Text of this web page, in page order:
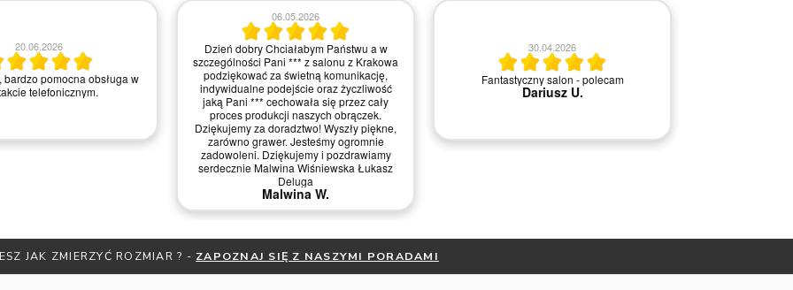
20.06.2026
bardzo pomocna obsługa w
telefonicznym.
06.05.2026
Dzień dobry Chciałabym Państwu a w
szczególności Pani *** z salonu z Krakowa
podziękować za świetną komunikację,
indywidualne podejście oraz życzliwość
jaką Pani *** cechowała się przez cały
proces produkcji naszych obrączek.
Dziękujemy za doradztwo! Wyszły piękne,
zarówno grawer. Jesteśmy ogromnie
zadowoleni. Dziękujemy i pozdrawiamy
serdecznie Malwina Wiśniewska Łukasz
Deluga
Malwina W.
30.04.2026
Fantastyczny salon - polecam
Dariusz U.
JAK ZMIERZYĆ ROZMIAR ? - ZAPOZNAJ SIĘ Z NASZYMI PORADAMI